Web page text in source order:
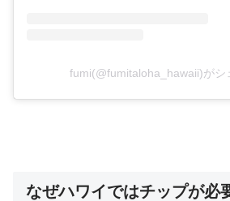
fumi(@fumitaloha_hawaii)がシ
なぜハワイではチップが必